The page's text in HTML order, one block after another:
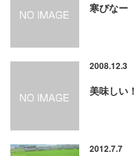
寒びなー
2008.12.3
美味しい！
2012.7.7